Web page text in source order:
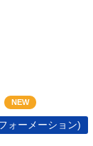
NEW
ォーメーション)